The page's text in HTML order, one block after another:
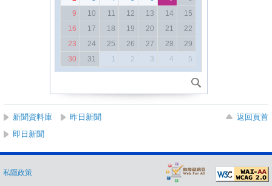
9
10 11 12 13 14
15
16
17 18 19 20 21
22
23
24 25 26 27 28
29
30
31 1 2 3 4 5
新聞資料庫 昨日新聞
返回頁首
即日新聞
私隱政策